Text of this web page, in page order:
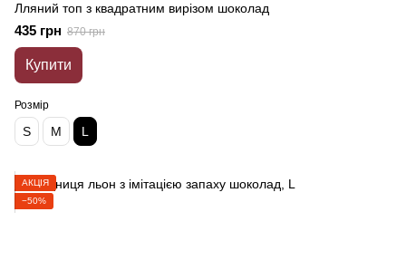
Лляний топ з квадратним вирізом шоколад
435 грн 870 грн
Купити
Розмір
S M L
АКЦІЯ
−50%